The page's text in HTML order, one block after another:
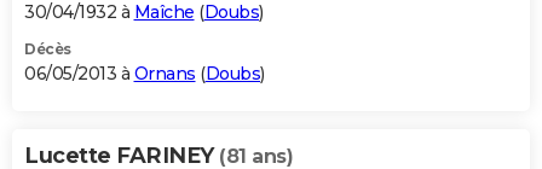
30/04/1932 à Maîche (Doubs)
Décès
06/05/2013 à Ornans (Doubs)
Lucette FARINEY (81 ans)